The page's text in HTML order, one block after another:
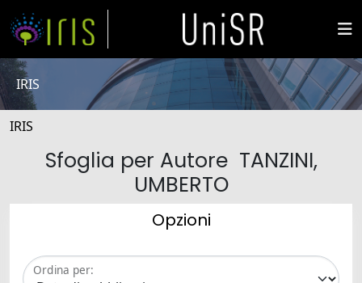
IRIS
IRIS
Sfoglia per Autore TANZINI,
UMBERTO
Opzioni
Ordina per: